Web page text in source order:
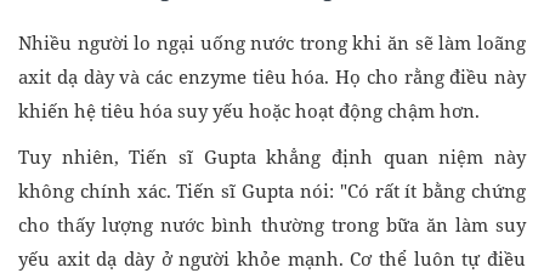
Nhiều người lo ngại uống nước trong khi ăn sẽ làm loãng
axit dạ dày và các enzyme tiêu hóa. Họ cho rằng điều này
khiến hệ tiêu hóa suy yếu hoặc hoạt động chậm hơn.
Tuy nhiên, Tiến sĩ Gupta khẳng định quan niệm này
không chính xác. Tiến sĩ Gupta nói: "Có rất ít bằng chứng
cho thấy lượng nước bình thường trong bữa ăn làm suy
yếu axit dạ dày ở người khỏe mạnh. Cơ thể luôn tự điều